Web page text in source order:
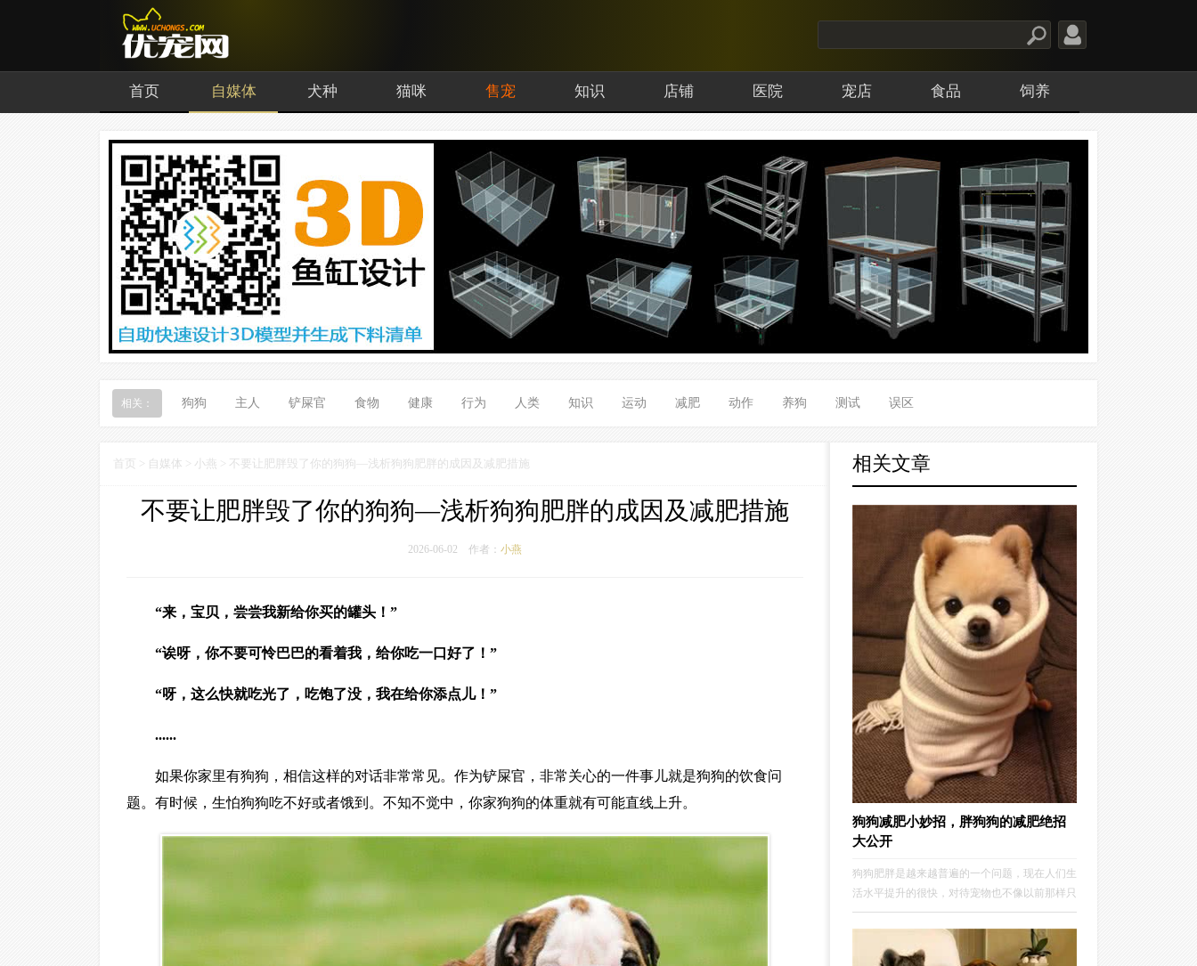
首页 自媒体 犬种 猫咪 售宠 知识 店铺 医院 宠店 食品 饲养
相关： 狗狗 主人 铲屎官 食物 健康 行为 人类 知识 运动 减肥 动作 养狗 测试 误区
首页 自媒体 小燕 > 不要让肥胖毁了你的狗狗—浅析狗狗肥胖的成因及减肥措施
不要让肥胖毁了你的狗狗—浅析狗狗肥胖的成因及减肥措施
2026-06-02 作者： 小燕
“来，宝贝，尝尝我新给你买的罐头！”
“诶呀，你不要可怜巴巴的看着我，给你吃一口好了！”
“呀，这么快就吃光了，吃饱了没，我在给你添点儿！”
......
如果你家里有狗狗，相信这样的对话非常常见。作为铲屎官，非常关心的一件事儿就是狗狗的饮食问
题。有时候，生怕狗狗吃不好或者饿到。不知不觉中，你家狗狗的体重就有可能直线上升。
相关文章
狗狗减肥小妙招，胖狗狗的减肥绝招
大公开
狗狗肥胖是越来越普遍的一个问题，现在人们生
活水平提升的很快，对待宠物也不像以前那样只
要饿不死就可以了，甚至有些狗狗跟人类一样的
待遇，导致了很多狗狗变得超重，这样对狗狗的
健康来说，影响是很大的，那么对于已经超重的